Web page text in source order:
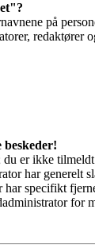
på
redaktører
beskeder!
du er ikke
har generelt
har specifikt
for